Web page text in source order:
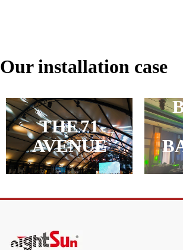
Our installation case
THE 71
AVENUE